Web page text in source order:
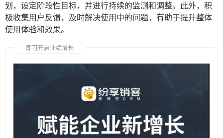
划，设定阶段性目标，并进行持续的监测和调整。此外，积
极收集用户反馈，及时解决使用中的问题，有助于提升整体
使用体验和效果。
即可开启业绩增长